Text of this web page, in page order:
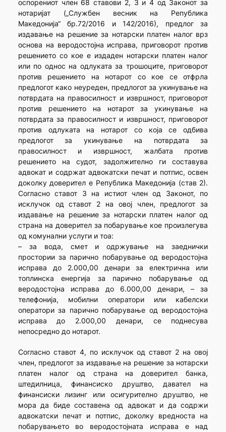
оспорениот член 68 ставови 2, 3 и 4 од Законот за
нотаријат („Службен весник на Република
Македонија“ бр.72/2016 и 142/2016), предлог за
издавање на решение за нотарски платен налог врз
основа на веродостојна исправа, приговорот против
решението со кое е издаден нотарски платен налог
или по однос на одлуката за трошоците, приговорот
против решението на нотарот со кое се отфрла
предлогот како неуреден, предлогот за укинување на
потврдата на правосилност и извршност, приговорот
против решението на нотарот за укинување на
потврдата за правосилност и извршност, приговорот
против одлуката на нотарот со која се одбива
предлогот за укинување на потврдата за
правосилност и извршност, жалбата против
решението на судот, задолжително ги составува
адвокат и содржат адвокатски печат и потпис, освен
доколку доверител е Република Македонија (став 2).
Согласно ставот 3 на истиот член од Законот, по
исклучок од ставот 2 на овој член, предлогот за
издавање на решение за нотарски платен налог од
страна на доверител за побарување кое произлегува
од комунални услуги и тоа:
– за вода, смет и одржување на заеднички
простории за парично побарување од веродостојна
исправа до 2.000,00 денари за електрична или
топлинска енергија за парично побарување од
веродостојна исправа до 6.000,00 денари, – за
телефонија, мобилни оператори или кабелски
оператори за парично побарување од веродостојна
исправа до 2.000,00 денари, се поднесува
непосредно до нотарот.
Согласно ставот 4, по исклучок од ставот 2 на овој
член, предлогот за издавање на решение за нотарски
платен налог од страна на доверител банка,
штедилница, финансиско друштво, давател на
финансиски лизинг или осигурително друштво, не
мора да биде составена од адвокат и да содржи
адвокатски печат и потпис, доколку вредноста на
побарувањето во веродостојната исправа е над